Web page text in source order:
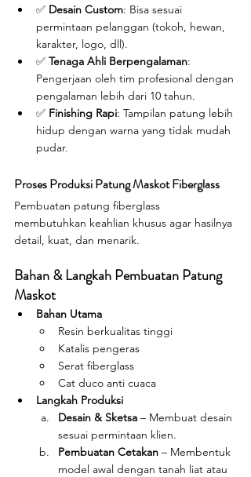
✅ Desain Custom: Bisa sesuai
permintaan pelanggan (tokoh, hewan,
karakter, logo, dll).
✅ Tenaga Ahli Berpengalaman:
Pengerjaan oleh tim profesional dengan
pengalaman lebih dari 10 tahun.
✅ Finishing Rapi: Tampilan patung lebih
hidup dengan warna yang tidak mudah
pudar.
Proses Produksi Patung Maskot Fiberglass
Pembuatan patung fiberglass
membutuhkan keahlian khusus agar hasilnya
detail, kuat, dan menarik.
Bahan & Langkah Pembuatan Patung
Maskot
Bahan Utama
Resin berkualitas tinggi
Katalis pengeras
Serat fiberglass
Cat duco anti cuaca
Langkah Produksi
Desain & Sketsa – Membuat desain
sesuai permintaan klien.
Pembuatan Cetakan – Membentuk
model awal dengan tanah liat atau